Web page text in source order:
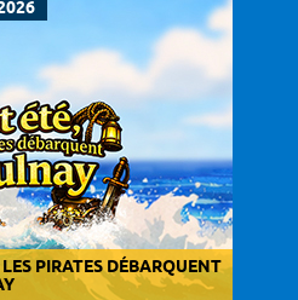
LES PIRATES DÉBARQUENT